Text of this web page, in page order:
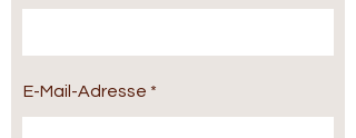
E-Mail-Adresse